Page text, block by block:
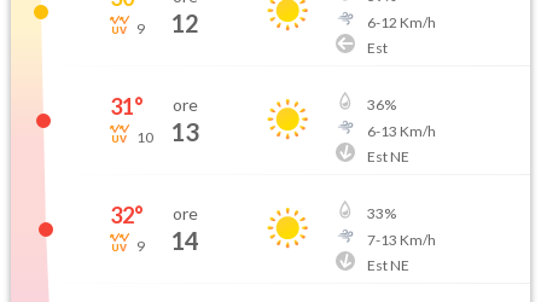
9 12
6-12 Km/h
Est
31°
10
ore
13
36%
6-13 Km/h
Est NE
32°
9
ore
14
33%
7-13 Km/h
Est NE